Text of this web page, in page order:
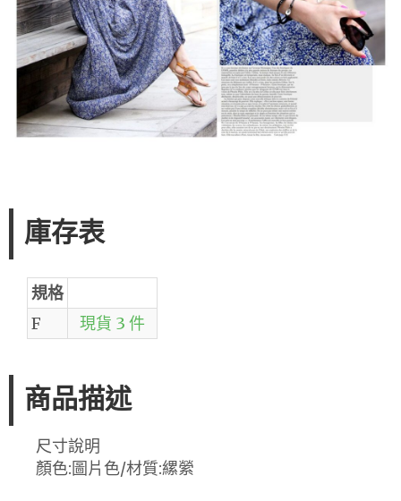
庫存表
規格
F
現貨 3 件
商品描述
尺寸說明
顏色:圖片色/材質:縲縈